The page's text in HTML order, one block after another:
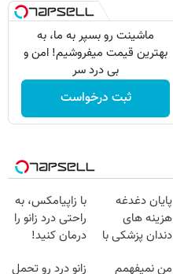
ماشینت رو بسپر به ما، به
بهترین قیمت میفروشیم! امن و
بی درد سر
ثبت درخواست
پایان دغدغه
هزینه های
دندان پزشکی با
با زاپیامکس، به
راحتی درد زانو را
درمان کنید!
من نمیفهمم زانو درد رو تحمل